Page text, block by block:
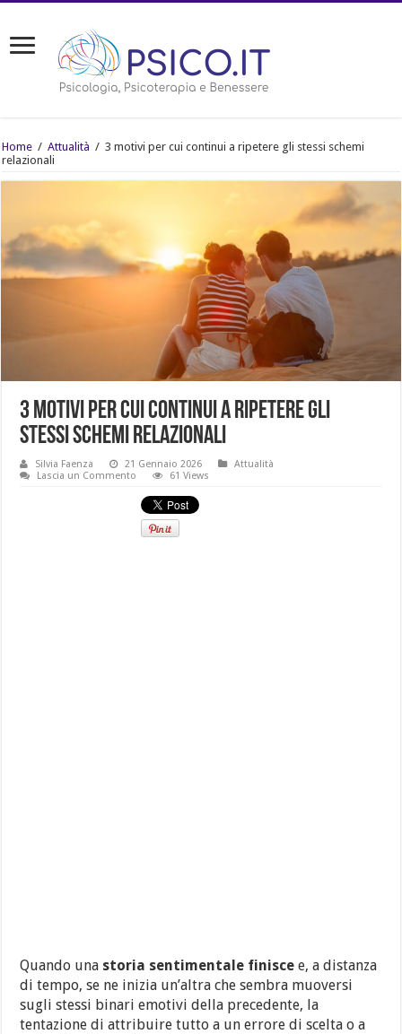
Home / Attualità / 3 motivi per cui continui a ripetere gli stessi schemi
relazionali
3 motivi per cui continui a ripetere gli
stessi schemi relazionali
Silvia Faenza 21 Gennaio 2026
Attualità
Lascia un Commento
61 Views
Quando una storia sentimentale finisce e, a distanza
di tempo, se ne inizia un’altra che sembra muoversi
sugli stessi binari emotivi della precedente, la
tentazione di attribuire tutto a un errore di scelta o a